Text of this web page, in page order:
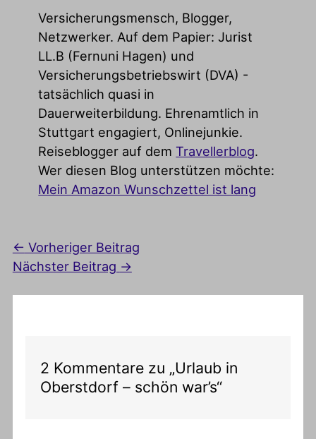
Versicherungsmensch, Blogger,
Netzwerker. Auf dem Papier: Jurist
LL.B (Fernuni Hagen) und
Versicherungsbetriebswirt (DVA) -
tatsächlich quasi in
Dauerweiterbildung. Ehrenamtlich in
Stuttgart engagiert, Onlinejunkie.
Reiseblogger auf dem Travellerblog.
Wer diesen Blog unterstützen möchte:
Mein Amazon Wunschzettel ist lang
← Vorheriger Beitrag
Nächster Beitrag →
2 Kommentare zu „Urlaub in
Oberstdorf – schön war’s“